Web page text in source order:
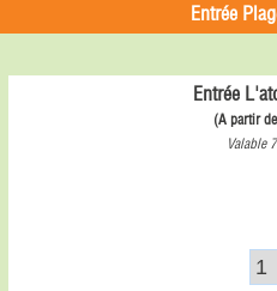
Entrée
Entrée
(A partir
Valable